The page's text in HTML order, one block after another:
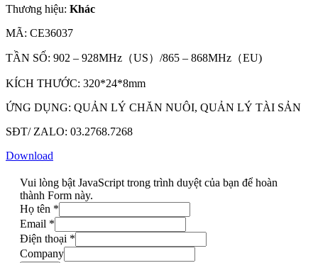
Thương hiệu: Khác
MÃ: CE36037
TẦN SỐ: 902 – 928MHz（US）/865 – 868MHz（EU)
KÍCH THƯỚC: 320*24*8mm
ỨNG DỤNG: QUẢN LÝ CHĂN NUÔI, QUẢN LÝ TÀI SẢN
SĐT/ ZALO: 03.2768.7268
Download
Vui lòng bật JavaScript trong trình duyệt của bạn để hoàn
thành Form này.
Họ tên *
Email *
Điện thoại *
Company